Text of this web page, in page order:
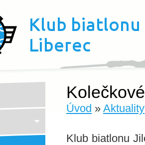
Úvod » Aktuality
Klub biatlonu